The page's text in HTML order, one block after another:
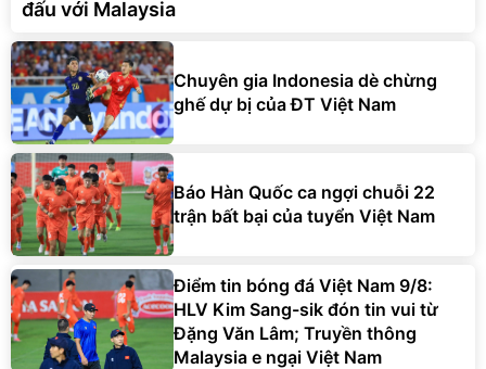
đấu với Malaysia
Chuyên gia Indonesia dè chừng
ghế dự bị của ĐT Việt Nam
Báo Hàn Quốc ca ngợi chuỗi 22
trận bất bại của tuyển Việt Nam
Điểm tin bóng đá Việt Nam 9/8:
HLV Kim Sang-sik đón tin vui từ
Đặng Văn Lâm; Truyền thông
Malaysia e ngại Việt Nam